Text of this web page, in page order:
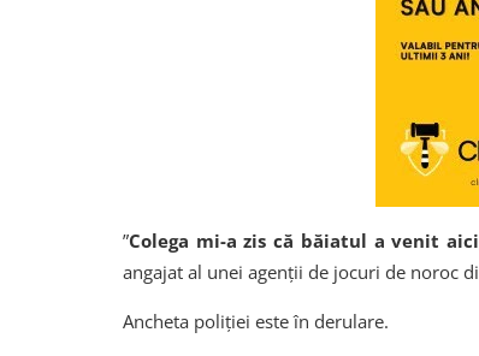
”Colega mi-a zis că băiatul a venit
angajat al unei agenții de jocuri de noroc
Ancheta poliției este în derulare.